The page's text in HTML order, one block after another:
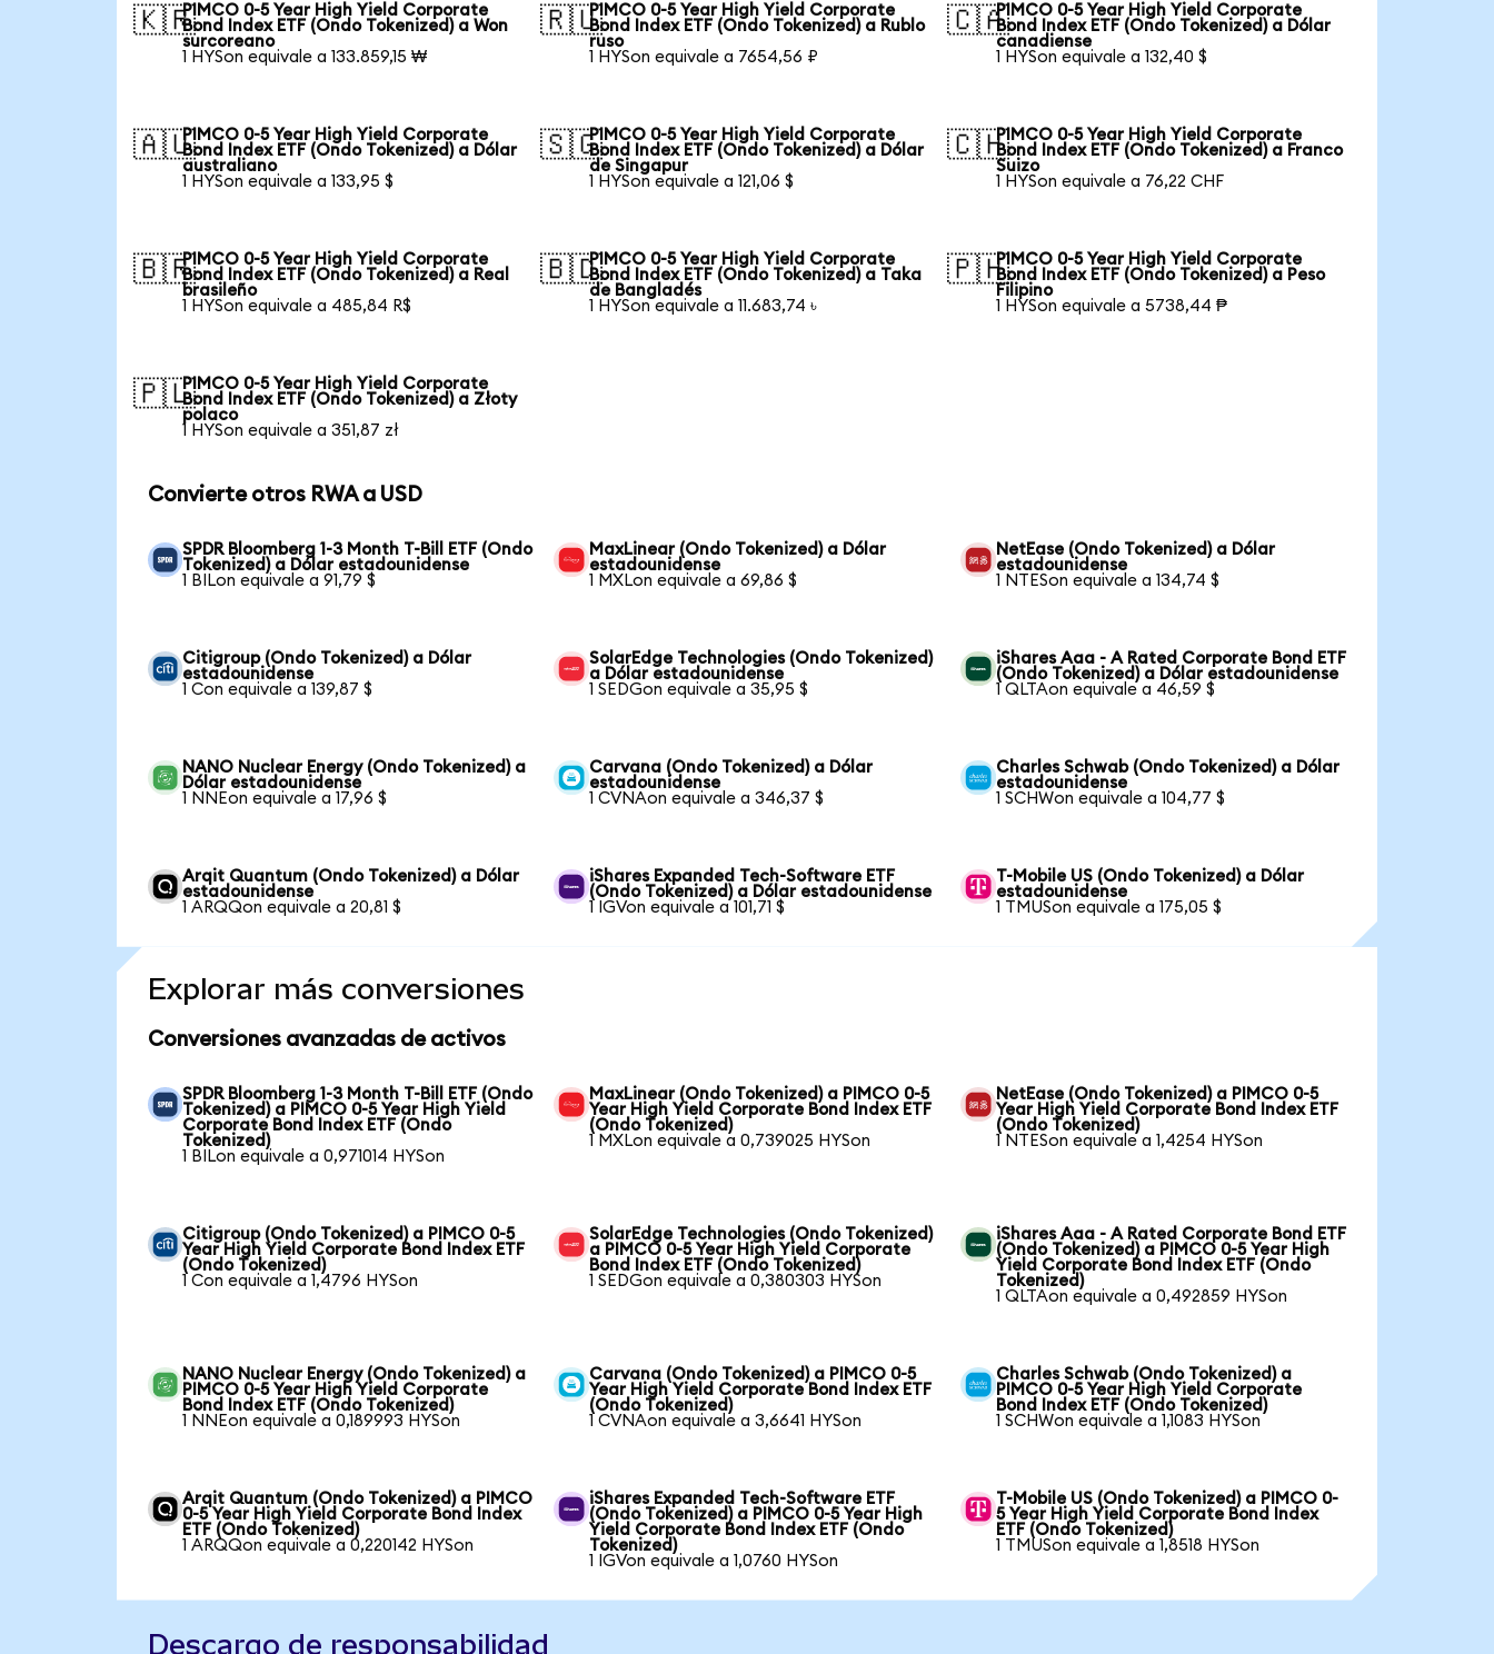
🇰🇷PIMCO 0-5 Year High Yield Corporate
Bond Index ETF (Ondo Tokenized) a Won
surcoreano
1 HYSon equivale a 133.859,15 ₩
🇷🇺PIMCO 0-5 Year High Yield Corporate
Bond Index ETF (Ondo Tokenized) a Rublo
ruso
1 HYSon equivale a 7654,56 ₽
🇨🇦PIMCO 0-5 Year High Yield Corporate
Bond Index ETF (Ondo Tokenized) a Dólar
canadiense
1 HYSon equivale a 132,40 $
🇦🇺PIMCO 0-5 Year High Yield Corporate
Bond Index ETF (Ondo Tokenized) a Dólar
australiano
1 HYSon equivale a 133,95 $
🇸🇬PIMCO 0-5 Year High Yield Corporate
Bond Index ETF (Ondo Tokenized) a Dólar
de Singapur
1 HYSon equivale a 121,06 $
🇨🇭PIMCO 0-5 Year High Yield Corporate
Bond Index ETF (Ondo Tokenized) a Franco
Suizo
1 HYSon equivale a 76,22 CHF
🇧🇷PIMCO 0-5 Year High Yield Corporate
Bond Index ETF (Ondo Tokenized) a Real
brasileño
1 HYSon equivale a 485,84 R$
🇧🇩PIMCO 0-5 Year High Yield Corporate
Bond Index ETF (Ondo Tokenized) a Taka
de Bangladés
1 HYSon equivale a 11.683,74 ৳
🇵🇭PIMCO 0-5 Year High Yield Corporate
Bond Index ETF (Ondo Tokenized) a Peso
Filipino
1 HYSon equivale a 5738,44 ₱
🇵🇱PIMCO 0-5 Year High Yield Corporate
Bond Index ETF (Ondo Tokenized) a Złoty
polaco
1 HYSon equivale a 351,87 zł
Convierte otros RWA a USD
SPDR Bloomberg 1-3 Month T-Bill ETF (Ondo
Tokenized) a Dólar estadounidense
1 BILon equivale a 91,79 $
MaxLinear (Ondo Tokenized) a Dólar
estadounidense
1 MXLon equivale a 69,86 $
NetEase (Ondo Tokenized) a Dólar
estadounidense
1 NTESon equivale a 134,74 $
Citigroup (Ondo Tokenized) a Dólar
estadounidense
1 Con equivale a 139,87 $
SolarEdge Technologies (Ondo Tokenized)
a Dólar estadounidense
1 SEDGon equivale a 35,95 $
iShares Aaa - A Rated Corporate Bond ETF
(Ondo Tokenized) a Dólar estadounidense
1 QLTAon equivale a 46,59 $
NANO Nuclear Energy (Ondo Tokenized) a
Dólar estadounidense
1 NNEon equivale a 17,96 $
Carvana (Ondo Tokenized) a Dólar
estadounidense
1 CVNAon equivale a 346,37 $
Charles Schwab (Ondo Tokenized) a Dólar
estadounidense
1 SCHWon equivale a 104,77 $
Arqit Quantum (Ondo Tokenized) a Dólar
estadounidense
1 ARQQon equivale a 20,81 $
iShares Expanded Tech-Software ETF
(Ondo Tokenized) a Dólar estadounidense
1 IGVon equivale a 101,71 $
T-Mobile US (Ondo Tokenized) a Dólar
estadounidense
1 TMUSon equivale a 175,05 $
Explorar más conversiones
Conversiones avanzadas de activos
SPDR Bloomberg 1-3 Month T-Bill ETF (Ondo
Tokenized) a PIMCO 0-5 Year High Yield
Corporate Bond Index ETF (Ondo
Tokenized)
1 BILon equivale a 0,971014 HYSon
MaxLinear (Ondo Tokenized) a PIMCO 0-5
Year High Yield Corporate Bond Index ETF
(Ondo Tokenized)
1 MXLon equivale a 0,739025 HYSon
NetEase (Ondo Tokenized) a PIMCO 0-5
Year High Yield Corporate Bond Index ETF
(Ondo Tokenized)
1 NTESon equivale a 1,4254 HYSon
Citigroup (Ondo Tokenized) a PIMCO 0-5
Year High Yield Corporate Bond Index ETF
(Ondo Tokenized)
1 Con equivale a 1,4796 HYSon
SolarEdge Technologies (Ondo Tokenized)
a PIMCO 0-5 Year High Yield Corporate
Bond Index ETF (Ondo Tokenized)
1 SEDGon equivale a 0,380303 HYSon
iShares Aaa - A Rated Corporate Bond ETF
(Ondo Tokenized) a PIMCO 0-5 Year High
Yield Corporate Bond Index ETF (Ondo
Tokenized)
1 QLTAon equivale a 0,492859 HYSon
NANO Nuclear Energy (Ondo Tokenized) a
PIMCO 0-5 Year High Yield Corporate
Bond Index ETF (Ondo Tokenized)
1 NNEon equivale a 0,189993 HYSon
Carvana (Ondo Tokenized) a PIMCO 0-5
Year High Yield Corporate Bond Index ETF
(Ondo Tokenized)
1 CVNAon equivale a 3,6641 HYSon
Charles Schwab (Ondo Tokenized) a
PIMCO 0-5 Year High Yield Corporate
Bond Index ETF (Ondo Tokenized)
1 SCHWon equivale a 1,1083 HYSon
Arqit Quantum (Ondo Tokenized) a PIMCO
0-5 Year High Yield Corporate Bond Index
ETF (Ondo Tokenized)
1 ARQQon equivale a 0,220142 HYSon
iShares Expanded Tech-Software ETF
(Ondo Tokenized) a PIMCO 0-5 Year High
Yield Corporate Bond Index ETF (Ondo
Tokenized)
1 IGVon equivale a 1,0760 HYSon
T-Mobile US (Ondo Tokenized) a PIMCO 0-
5 Year High Yield Corporate Bond Index
ETF (Ondo Tokenized)
1 TMUSon equivale a 1,8518 HYSon
Descargo de responsabilidad